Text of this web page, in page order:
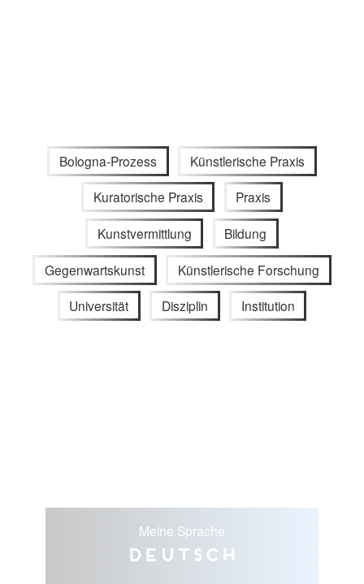
Bologna-Prozess Künstlerische Praxis
Kuratorische Praxis Praxis
Kunstvermittlung Bildung
Gegenwartskunst Künstlerische Forschung
Universität Disziplin Institution
Meine Sprache
Deutsch